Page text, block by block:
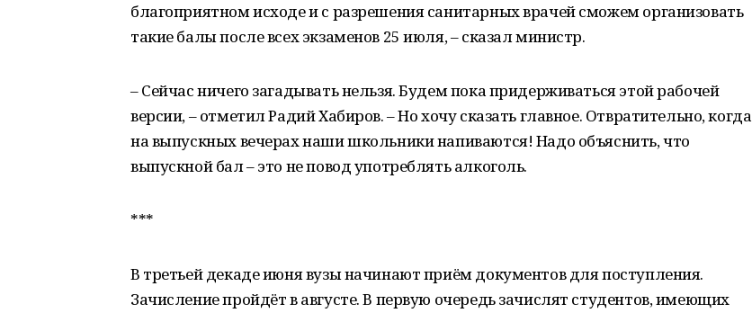
благоприятном исходе и с разрешения санитарных врачей сможем организовать
такие балы после всех экзаменов 25 июля, – сказал министр.
– Сейчас ничего загадывать нельзя. Будем пока придерживаться этой рабочей
версии, – отметил Радий Хабиров. – Но хочу сказать главное. Отвратительно, когда
на выпускных вечерах наши школьники напиваются! Надо объяснить, что
выпускной бал – это не повод употреблять алкоголь.
***
В третьей декаде июня вузы начинают приём документов для поступления.
Зачисление пройдёт в августе. В первую очередь зачислят студентов, имеющих